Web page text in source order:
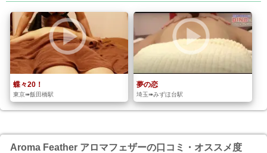
蝶々20！
東京➠飯田橋駅
夢の恋
埼玉➠みずほ台駅
Aroma Feather アロマフェザーの口コミ・オススメ度